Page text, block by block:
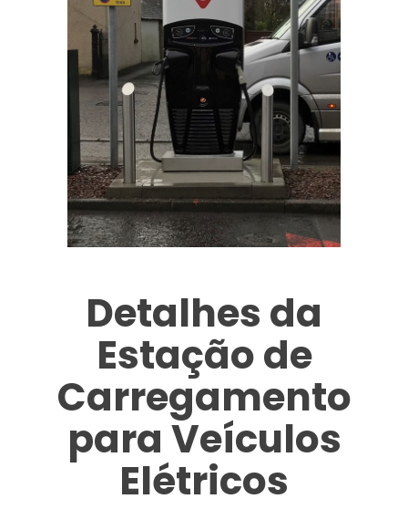
Detalhes da
Estação de
Carregamento
para Veículos
Elétricos